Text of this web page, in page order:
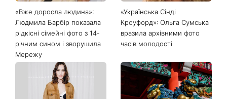
«Вже доросла людина»:
Людмила Барбір показала
рідкісні сімейні фото з 14-
річним сином і зворушила
Мережу
«Українська Сінді
Кроуфорд»: Ольга Сумська
вразила архівними фото
часів молодості